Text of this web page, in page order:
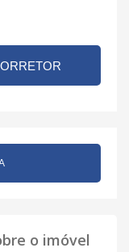
o imóvel